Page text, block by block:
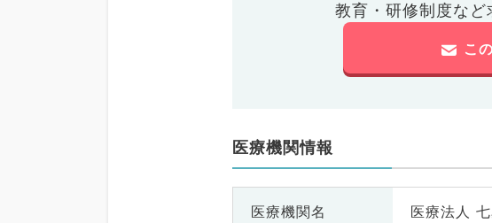
教育・研修制度など
こ
医療機関情報
医療機関名
医療法人